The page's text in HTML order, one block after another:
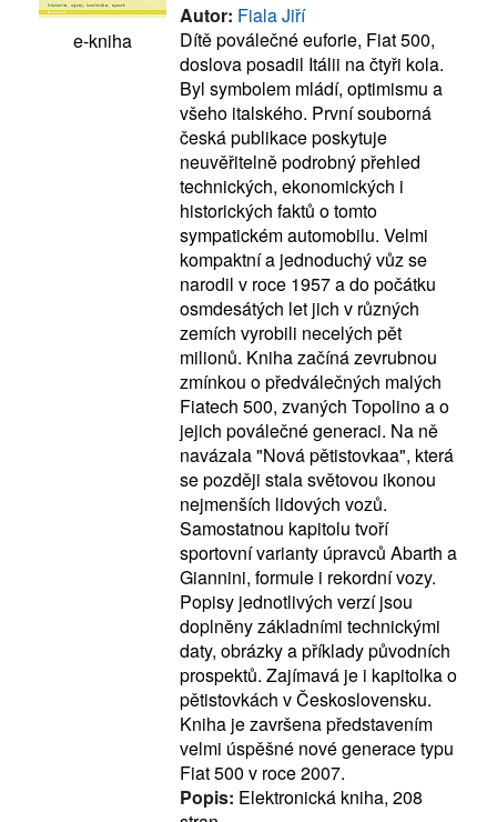
e-kniha
Autor: Fiala Jiří
Dítě poválečné euforie, Fiat 500,
doslova posadil Itálii na čtyři kola.
Byl symbolem mládí, optimismu a
všeho italského. První souborná
česká publikace poskytuje
neuvěřitelně podrobný přehled
technických, ekonomických i
historických faktů o tomto
sympatickém automobilu. Velmi
kompaktní a jednoduchý vůz se
narodil v roce 1957 a do počátku
osmdesátých let jich v různých
zemích vyrobili necelých pět
milionů. Kniha začíná zevrubnou
zmínkou o předválečných malých
Fiatech 500, zvaných Topolino a o
jejich poválečné generaci. Na ně
navázala "Nová pětistovkaa", která
se později stala světovou ikonou
nejmenších lidových vozů.
Samostatnou kapitolu tvoří
sportovní varianty úpravců Abarth a
Giannini, formule i rekordní vozy.
Popisy jednotlivých verzí jsou
doplněny základními technickými
daty, obrázky a příklady původních
prospektů. Zajímavá je i kapitolka o
pětistovkách v Československu.
Kniha je završena představením
velmi úspěšné nové generace typu
Fiat 500 v roce 2007.
Popis: Elektronická kniha, 208